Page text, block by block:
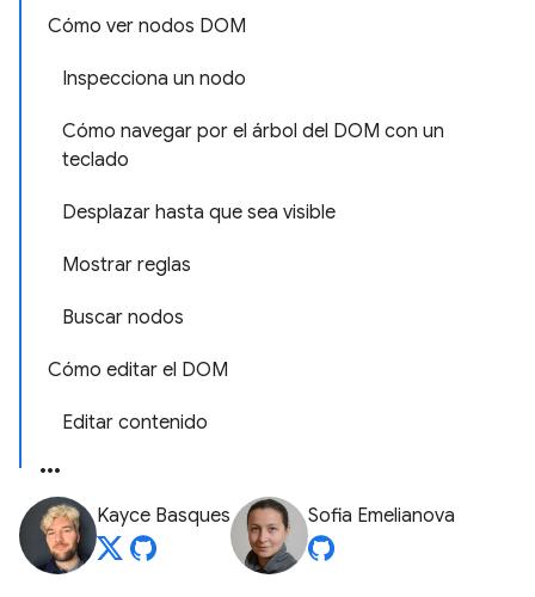
Cómo ver nodos DOM
Inspecciona un nodo
Cómo navegar por el árbol del DOM con un
teclado
Desplazar hasta que sea visible
Mostrar reglas
Buscar nodos
Cómo editar el DOM
Editar contenido
Kayce Basques Sofia Emelianova